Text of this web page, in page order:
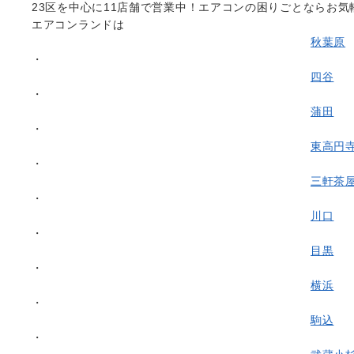
23区を中心に 11店舗で営業中！エアコンの困りごとならお気
エアコンランドは
秋葉原
・
四谷
・
蒲田
・
東高円
・
三軒茶
・
川口
・
目黒
・
横浜
・
駒込
・